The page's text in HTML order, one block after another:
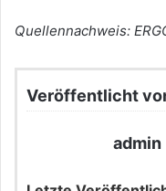
Quellennachweis:
Veröffentlicht
admin